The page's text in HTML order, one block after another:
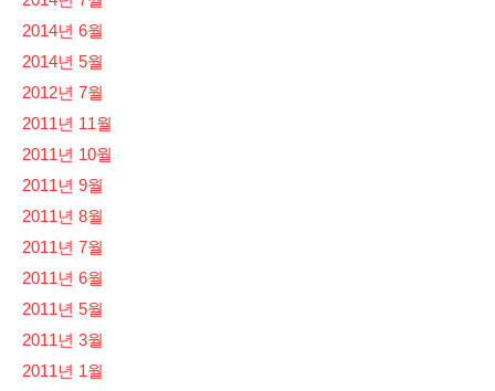
2014년 6월
2014년 5월
2012년 7월
2011년 11월
2011년 10월
2011년 9월
2011년 8월
2011년 7월
2011년 6월
2011년 5월
2011년 3월
2011년 1월